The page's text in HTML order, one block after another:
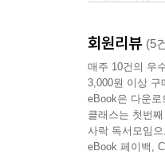
이것이 바로
니에 이르는
모든 체제에
--- p.50
역사에는 공
이를 조율할
바이마르의
〈질서의 종
커크패트릭
나치에 의해
회원리뷰 (5
매주 10건의 우
3,000원 이상 구
eBook은 다운
클래스는 첫번
사락 독서모임
eBook 페이백,